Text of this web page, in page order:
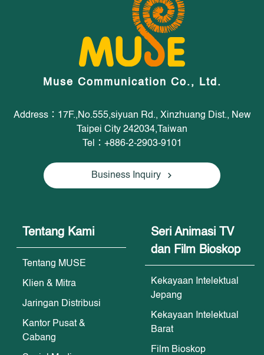
Muse Communication Co., Ltd.
Address：17F.,No.555,siyuan Rd., Xinzhuang Dist., New
Taipei City 242034,Taiwan
Tel：+886-2-2903-9101
Business Inquiry
Tentang Kami
Tentang MUSE
Klien & Mitra
Jaringan Distribusi
Kantor Pusat &
Cabang
Seri Animasi TV
dan Film Bioskop
Kekayaan Intelektual
Jepang
Kekayaan Intelektual
Barat
Film Bioskop